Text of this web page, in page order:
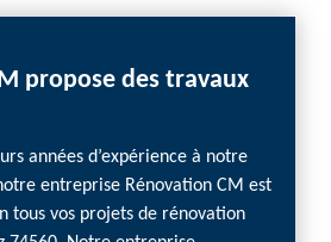
propose des travaux
années d’expérience à notre
entreprise Rénovation CM est
tous vos projets de rénovation